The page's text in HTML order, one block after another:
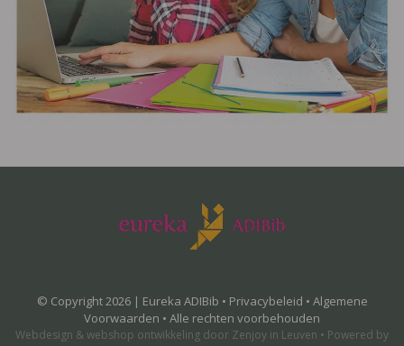
© Copyright 2026 | Eureka ADIBib • Privacybeleid • Algemene
Voorwaarden • Alle rechten voorbehouden
Webdesign & webshop ontwikkeling door Zenjoy in Leuven • Powered by